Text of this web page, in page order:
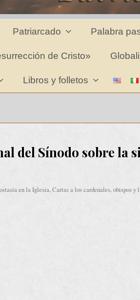
Patriarcado Palabra
de Cristo»
Libros y folletos
del Sínodo sobre la
en la Iglesia,Cartas a los cardenales, obispos